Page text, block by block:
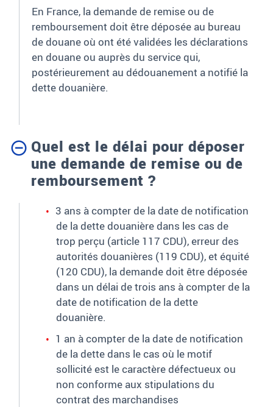
En France, la demande de remise ou de
remboursement doit être déposée au bureau
de douane où ont été validées les déclarations
en douane ou auprès du servicequi,
postérieurement au dédouanement a notifié la
dette douanière.
Quel est le délai pour déposer
une demande de remise ou de
remboursement ?
3 ans à compter de la date de notification
de la dette douanière dans les cas de
trop perçu (article 117 CDU), erreur des
autorités douanières (119 CDU), et équité
(120 CDU), la demande doit être déposée
dans un délai de trois ans à compter de la
date de notification de la dette
douanière.
1 an à compter de la date de notification
de la dette dans le cas où le motif
sollicité est le caractère défectueux ou
non conforme aux stipulations du
contrat des marchandises